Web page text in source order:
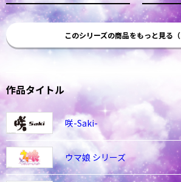
このシリーズの商品をもっと見る（
作品タイトル
咲-Saki-
ウマ娘 シリーズ